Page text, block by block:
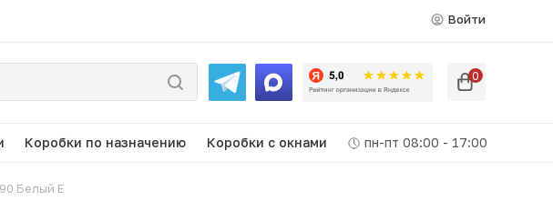
0
Коробки по назначению Коробки c окнами пн-пт 08:00 - 17:00
Войти
Белый Е